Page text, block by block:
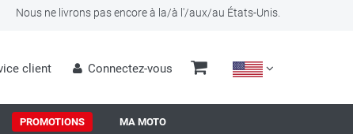
Nous ne livrons pas encore à la/à l'/aux/au États-Unis.
client Connectez-vous
PROMOTIONS MA MOTO